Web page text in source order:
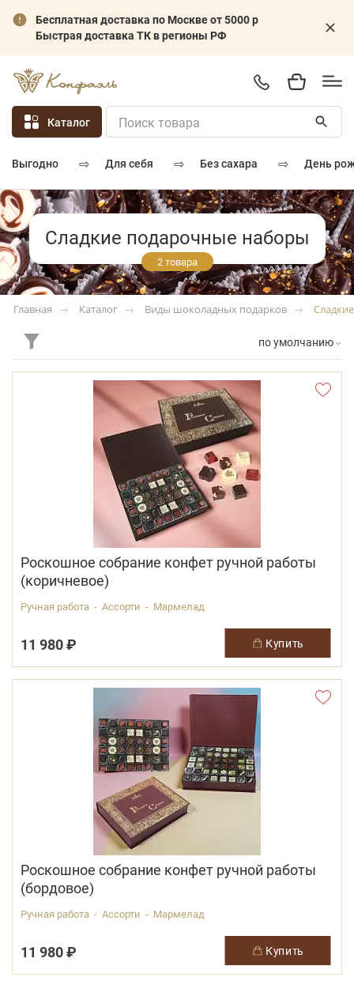
Бесплатная доставка по Москве от 5000 р
Быстрая доставка ТК в регионы РФ
Каталог
выгодно ⇨ для себя ⇨ без сахара ⇨ день
Сладкие подарочные наборы
2 товара
Главная Каталог Виды шоколадных подарков
по умолчанию
Роскошное собрание конфет ручной работы
(коричневое)
Ручная работа - Ассорти - Мармелад
11 980 ₽ купить
Роскошное собрание конфет ручной работы
(бордовое)
Ручная работа - Ассорти - Мармелад
11 980 ₽ купить